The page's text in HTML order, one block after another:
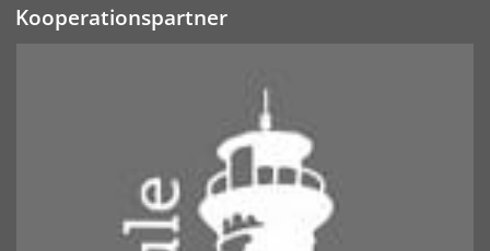
Kooperationspartner